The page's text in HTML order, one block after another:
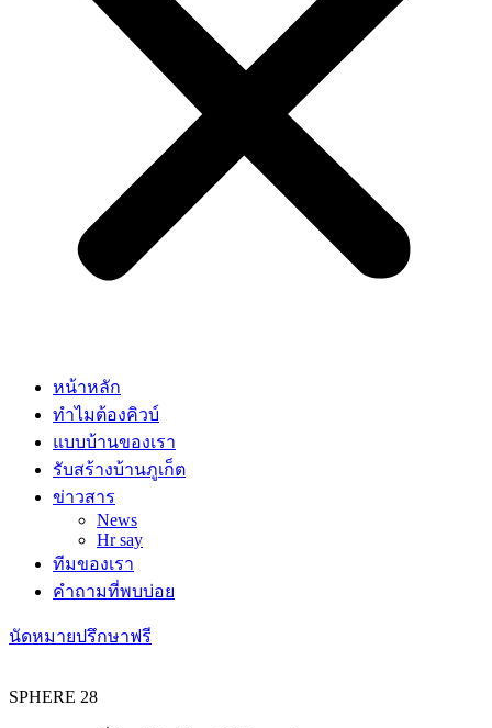
หน้าหลัก
ทําไมต้องคิวบ์
แบบบ้านของเรา
รับสร้างบ้านภูเก็ต
ข่าวสาร
News
Hr say
ทีมของเรา
คำถามที่พบบ่อย
นัดหมายปรึกษาฟรี
SPHERE 28